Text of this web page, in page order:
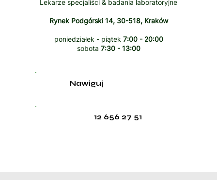
Lekarze specjaliści & badania laboratoryjne
Rynek Podgórski 14, 30-518, Kraków
poniedziałek - piątek 7:00 - 20:00
sobota 7:30 - 13:00
12 656 27 51
Nawiguj